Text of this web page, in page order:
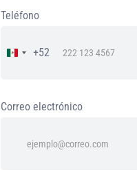
Teléfono
Mexico
+52
Correo electrónico